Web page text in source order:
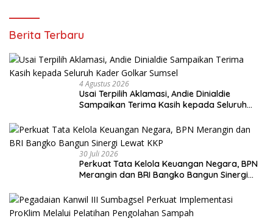
Berita Terbaru
4 Agustus 2026
Usai Terpilih Aklamasi, Andie Dinialdie
Sampaikan Terima Kasih kepada Seluruh
30 Juli 2026
Perkuat Tata Kelola Keuangan Negara, BPN
Merangin dan BRI Bangko Bangun Sinergi